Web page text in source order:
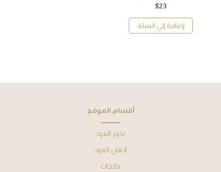
$23
إضافة إلى السلة
ﺃﻗﺴﺎﻡ ﺍﻟﻤﻮﻗﻊ
بخور العود
أدهان ﺍﻟﻌﻮﺩ
باكجات